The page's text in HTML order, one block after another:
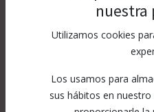
nuestra
Utilizamos cookies
Los usamos para
sus hábitos en